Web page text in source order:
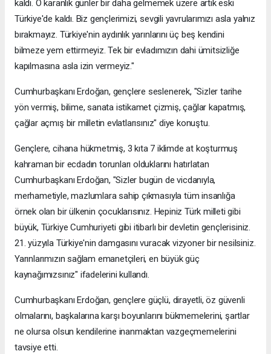
kaldı. O karanlık günler bir daha gelmemek üzere artık eski
Türkiye'de kaldı. Biz gençlerimizi, sevgili yavrularımızı asla yalnız
bırakmayız. Türkiye'nin aydınlık yarınlarını üç beş kendini
bilmeze yem ettirmeyiz. Tek bir evladımızın dahi ümitsizliğe
kapılmasına asla izin vermeyiz."
Cumhurbaşkanı Erdoğan, gençlere seslenerek, "Sizler tarihe
yön vermiş, bilime, sanata istikamet çizmiş, çağlar kapatmış,
çağlar açmış bir milletin evlatlarısınız" diye konuştu.
Gençlere, cihana hükmetmiş, 3 kıta 7 iklimde at koşturmuş
kahraman bir ecdadın torunları olduklarını hatırlatan
Cumhurbaşkanı Erdoğan, "Sizler bugün de vicdanıyla,
merhametiyle, mazlumlara sahip çıkmasıyla tüm insanlığa
örnek olan bir ülkenin çocuklarısınız. Hepiniz Türk milleti gibi
büyük, Türkiye Cumhuriyeti gibi itibarlı bir devletin gençlerisiniz.
21. yüzyıla Türkiye'nin damgasını vuracak vizyoner bir nesilsiniz.
Yarınlarımızın sağlam emanetçileri, en büyük güç
kaynağımızsınız" ifadelerini kullandı.
Cumhurbaşkanı Erdoğan, gençlere güçlü, dirayetli, öz güvenli
olmalarını, başkalarına karşı boyunlarını bükmemelerini, şartlar
ne olursa olsun kendilerine inanmaktan vazgeçmemelerini
tavsiye etti.